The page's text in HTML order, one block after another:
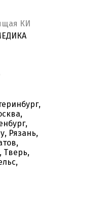
КИ
Рязань,
Тверь,